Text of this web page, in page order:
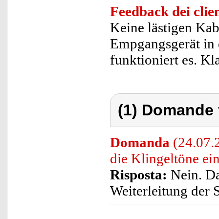
Feedback dei
Keine lästigen
Empgangsgerät
funktioniert es.
(1)
Domanda
die Klingeltöne
Risposta: Nein.
Weiterleitung der